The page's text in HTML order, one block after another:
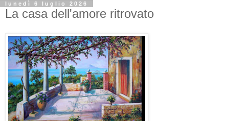
lunedì 6 luglio 2026
La casa dell'amore ritrovato